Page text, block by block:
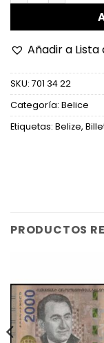
Añadir a Lista
SKU: 701 34 22
Categoría: Belice
Etiquetas: Belize,
PRODUCTOS